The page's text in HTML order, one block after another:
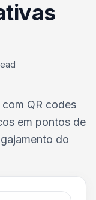
QR codes
em pontos de
do